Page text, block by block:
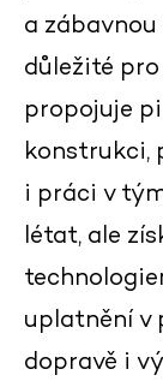
a
důležité
propojuje
konstrukci,
i práci v
létat, ale
uplatnění v
dopravě i